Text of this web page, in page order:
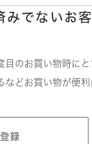
みでないお
のお買い物時に
どお買い物が便
録